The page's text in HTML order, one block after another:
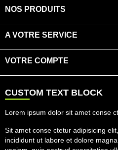
NOS PRODUITS
A VOTRE SERVICE
VOTRE COMPTE
CUSTOM TEXT BLOCK
Lorem ipsum dolor sit amet conse
Sit amet conse ctetur adipisicing
incididunt ut labore et dolore